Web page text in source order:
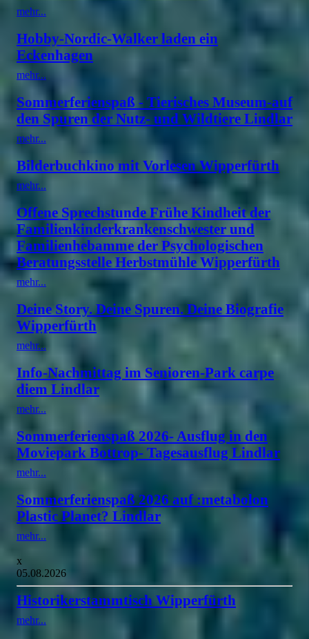
mehr...
Hobby-Nordic-Walker laden ein
Eckenhagen
mehr...
Sommerferienspaß - Tierisches Museum-auf
den Spuren der Nutz- und Wildtiere Lindlar
mehr...
Bilderbuchkino mit Vorlesen Wipperfürth
mehr...
Offene Sprechstunde Frühe Kindheit der
Familienkinderkrankenschwester und
Familienhebamme der Psychologischen
Beratungsstelle Herbstmühle Wipperfürth
mehr...
Deine Story. Deine Spuren. Deine Biografie
Wipperfürth
mehr...
Info-Nachmittag im Senioren-Park carpe
diem Lindlar
mehr...
Sommerferienspaß 2026- Ausflug in den
Moviepark Bottrop- Tagesausflug Lindlar
mehr...
Sommerferienspaß 2026 auf :metabolon
Plastic Planet? Lindlar
mehr...
x
05.08.2026
Historikerstammtisch Wipperfürth
mehr...